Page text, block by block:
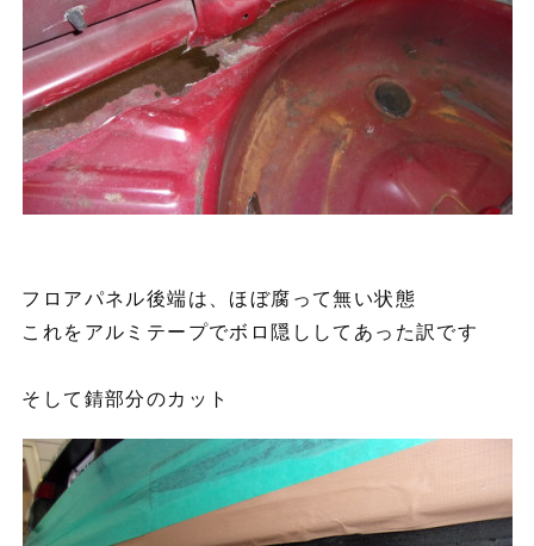
フロアパネル後端は、ほぼ腐って無い状態
これをアルミテープでボロ隠ししてあった訳です
そして錆部分のカット